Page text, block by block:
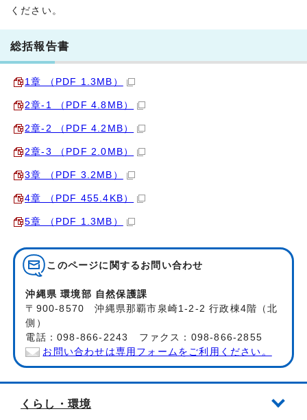
ください。
総括報告書
1章 （PDF 1.3MB）
2章-1 （PDF 4.8MB）
2章-2 （PDF 4.2MB）
2章-3 （PDF 2.0MB）
3章 （PDF 3.2MB）
4章 （PDF 455.4KB）
5章 （PDF 1.3MB）
このページに関する お問い合わせ
沖縄県 環境部 自然保護課
〒900-8570 沖縄県那覇市泉崎1-2-2 行政棟4階（北
側）
電話：098-866-2243 ファクス：098-866-2855
お問い合わせは専用フォームをご利用ください。
くらし・環境